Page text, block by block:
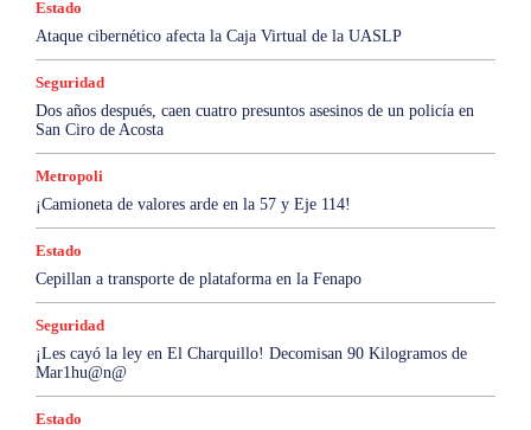
Estado
Ataque cibernético afecta la Caja Virtual de la UASLP
Seguridad
Dos años después, caen cuatro presuntos asesinos de un policía en
San Ciro de Acosta
Metropoli
¡Camioneta de valores arde en la 57 y Eje 114!
Estado
Cepillan a transporte de plataforma en la Fenapo
Seguridad
¡Les cayó la ley en El Charquillo! Decomisan 90 Kilogramos de
Mar1hu@n@
Estado